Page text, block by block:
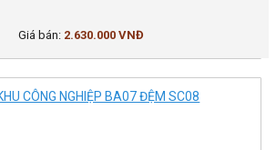
Giá bán: 2.630.000 VNĐ